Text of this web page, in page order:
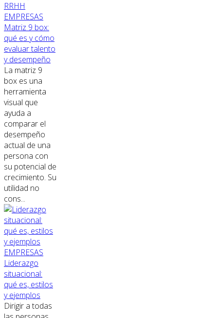
RRHH
EMPRESAS
Matriz 9 box:
qué es y cómo
evaluar talento
y desempeño
La matriz 9
box es una
herramienta
visual que
ayuda a
comparar el
desempeño
actual de una
persona con
su potencial de
crecimiento. Su
utilidad no
cons...
EMPRESAS
Liderazgo
situacional:
qué es, estilos
y ejemplos
Dirigir a todas